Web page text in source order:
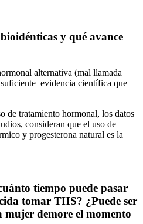
y qué avance
alternativa (mal llamada
evidencia científica que
de tratamiento hormonal, los datos
consideran que el uso de
y progesterona natural es la
tiempo puede pasar
tomar THS? ¿Puede ser
demore el momento